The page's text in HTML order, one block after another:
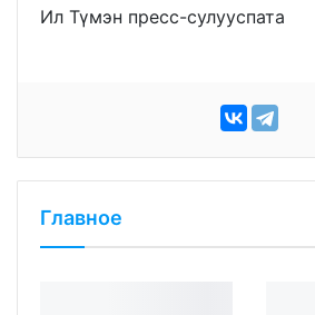
Ил Түмэн пресс-сулууспата
Главное